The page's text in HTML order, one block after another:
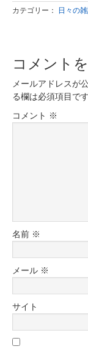
カテゴリー： 日々の
コメント
メールアドレスが
る欄は必須項目です
コメント ※
名前 ※
メール ※
サイト